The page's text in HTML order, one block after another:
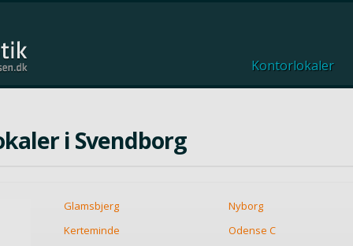
Kontorlokaler
i Svendborg
Glamsbjerg Nyborg
Kerteminde
Odense C